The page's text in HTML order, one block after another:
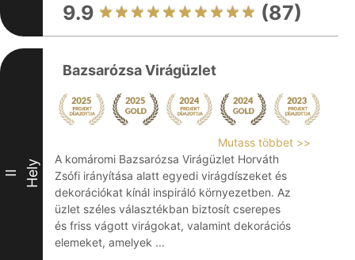
9.9 (87)
II Hely
Bazsarózsa Virágüzlet
Mutass többet >>
A komáromi Bazsarózsa Virágüzlet Horváth
Zsófi irányítása alatt egyedi virágdíszeket és
dekorációkat kínál inspiráló környezetben. Az
üzlet széles választékban biztosít cserepes
és friss vágott virágokat, valamint dekorációs
elemeket, amelyek ...